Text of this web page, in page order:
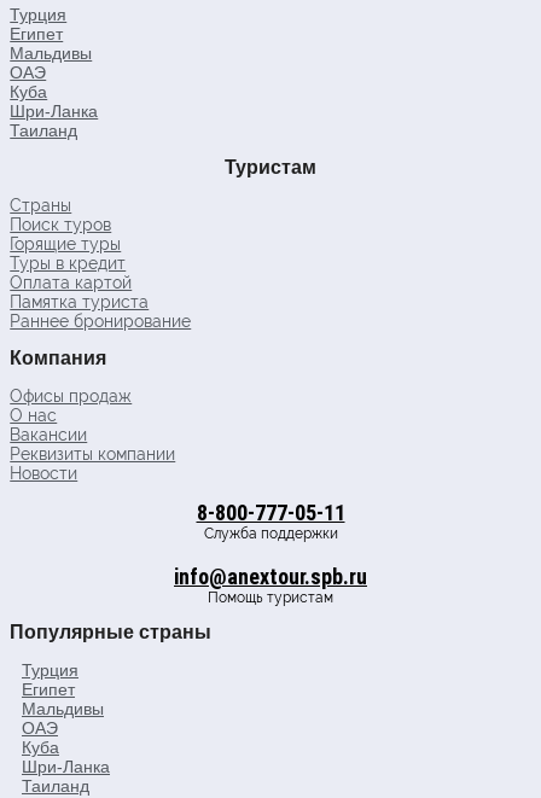
Турция
Египет
Мальдивы
ОАЭ
Куба
Шри-Ланка
Таиланд
Туристам
Страны
Поиск туров
Горящие туры
Туры в кредит
Оплата картой
Памятка туриста
Раннее бронирование
Компания
Офисы продаж
О нас
Вакансии
Реквизиты компании
Новости
8-800-777-05-11
Служба поддержки
info@anextour.spb.ru
Помощь туристам
Популярные страны
Турция
Египет
Мальдивы
ОАЭ
Куба
Шри-Ланка
Таиланд